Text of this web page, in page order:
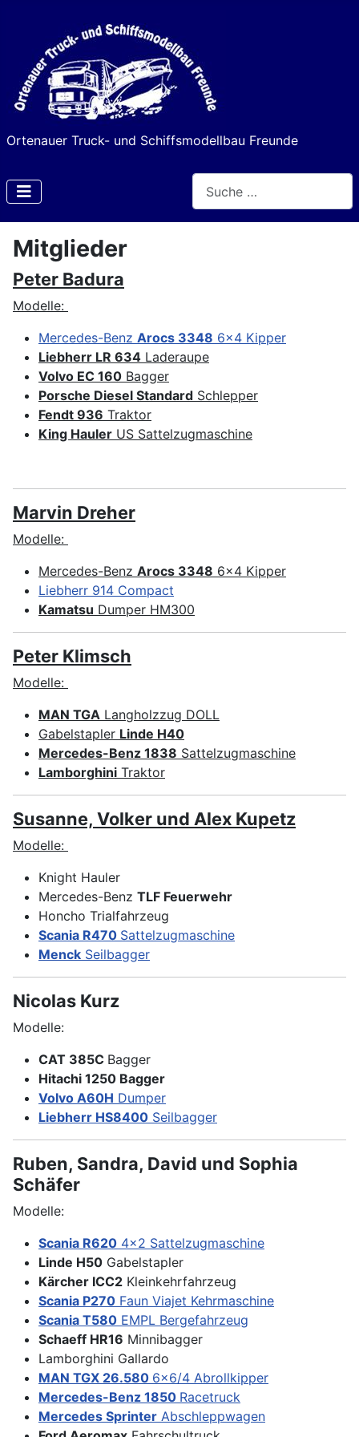
Ortenauer Truck- und Schiffsmodellbau Freunde
Type 2 or more characters
Mitglieder
Peter Badura
Modelle:
Mercedes-Benz Arocs 3348 6x4 Kipper
Liebherr LR 634 Laderaupe
Volvo EC 160 Bagger
Porsche Diesel Standard Schlepper
Fendt 936 Traktor
King Hauler US Sattelzugmaschine
Marvin Dreher
Modelle:
Mercedes-Benz Arocs 3348 6x4 Kipper
Liebherr 914 Compact
Kamatsu Dumper HM300
Peter Klimsch
Modelle:
MAN TGA Langholzzug DOLL
Gabelstapler Linde H40
Mercedes-Benz 1838 Sattelzugmaschine
Lamborghini Traktor
Susanne, Volker und Alex Kupetz
Modelle:
Knight Hauler
Mercedes-Benz TLF Feuerwehr
Honcho Trialfahrzeug
Scania R470 Sattelzugmaschine
Menck Seilbagger
Nicolas Kurz
Modelle:
CAT 385C Bagger
Hitachi 1250 Bagger
Volvo A60H Dumper
Liebherr HS8400 Seilbagger
Ruben, Sandra, David und Sophia
Schäfer
Modelle:
Scania R620 4x2 Sattelzugmaschine
Linde H50 Gabelstapler
Kärcher ICC2 Kleinkehrfahrzeug
Scania P270 Faun Viajet Kehrmaschine
Scania T580 EMPL Bergefahrzeug
Schaeff HR16 Minnibagger
Lamborghini Gallardo
MAN TGX 26.580 6x6/4 Abrollkipper
Mercedes-Benz 1850 Racetruck
Mercedes Sprinter Abschleppwagen